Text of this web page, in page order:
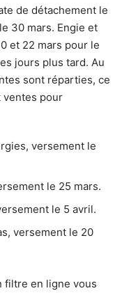
de détachement le
30 mars. Engie et
et 22 mars pour le
jours plus tard. Au
sont réparties, ce
ventes pour
versement le
le 25 mars.
le 5 avril.
versement le 20
filtre en ligne vous